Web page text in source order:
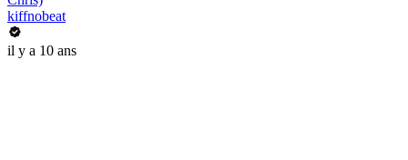
kiffnobeat
il y a 10 ans